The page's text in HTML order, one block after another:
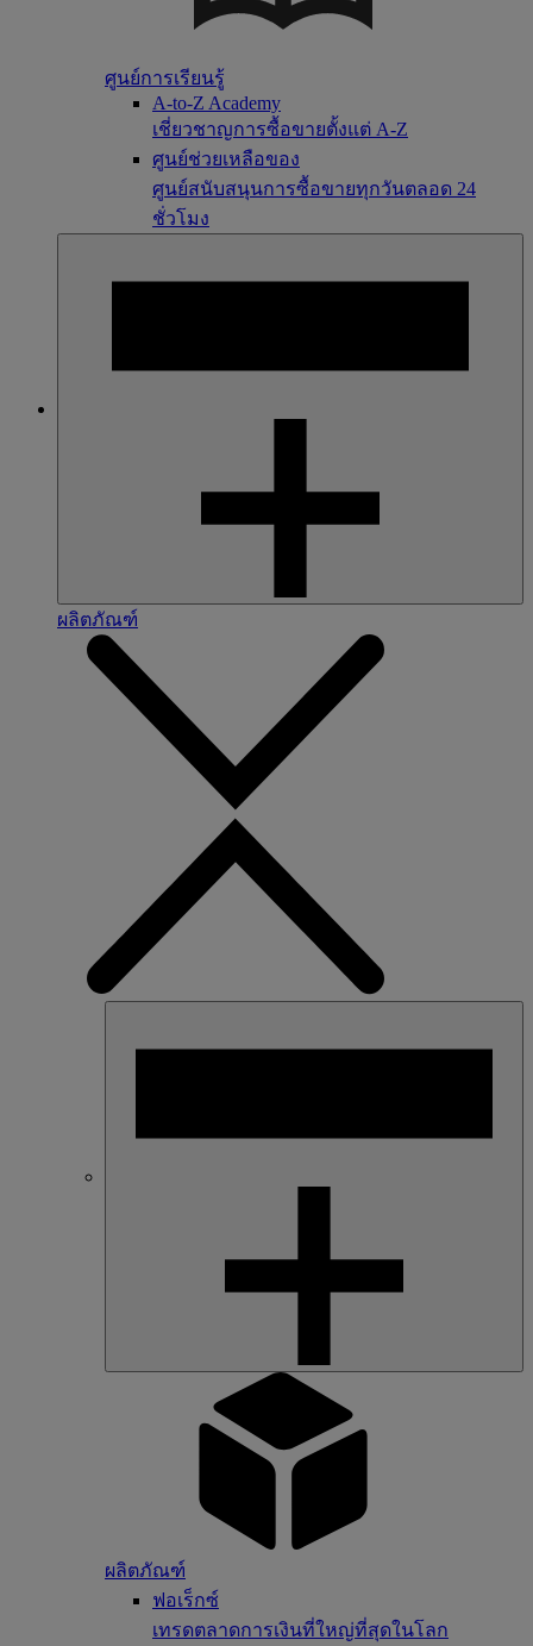
ศูนย์การเรียนรู้
A-to-Z Academy
เชี่ยวชาญการซื้อขายตั้งแต่ A-Z
ศูนย์ช่วยเหลือของ
ศูนย์สนับสนุนการซื้อขายทุกวันตลอด 24
ชั่วโมง
ผลิตภัณฑ์
ผลิตภัณฑ์
ฟอเร็กซ์
เทรดตลาดการเงินที่ใหญ่ที่สุดในโลก